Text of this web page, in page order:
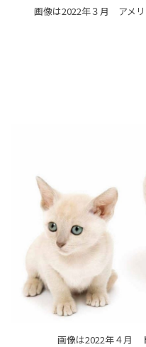
画像は2022年３月 アメリ
画像は2022年４月